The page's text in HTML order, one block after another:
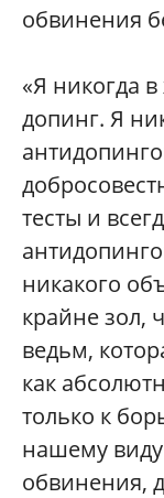
обвинения
«Я никогда
допинг. Я
тесты и
никакого
крайне зол,
ведьм,
как
только к
нашему
обвинения,